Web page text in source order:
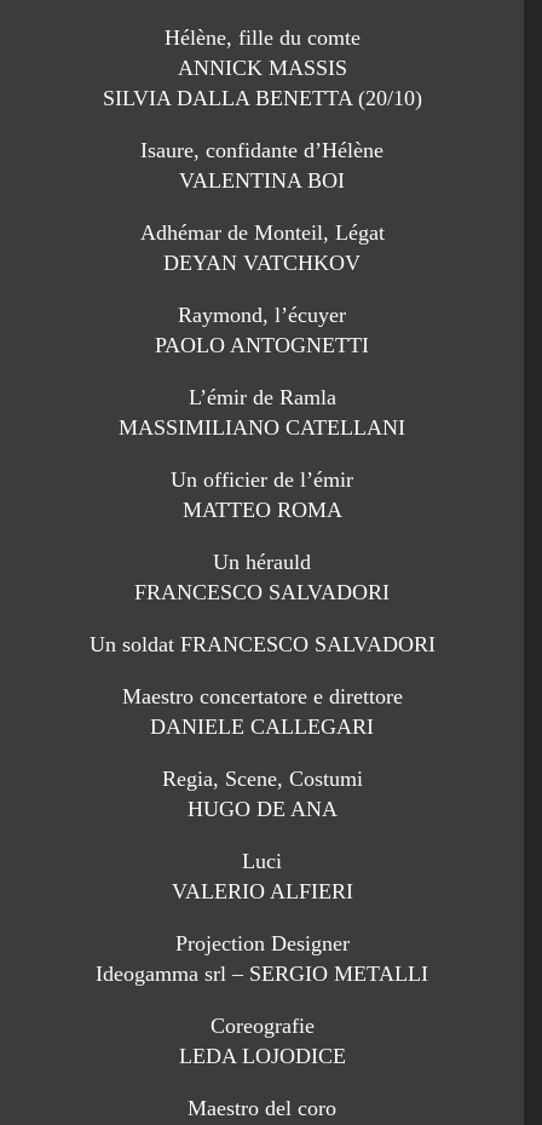
Hélène, fille du comte
ANNICK MASSIS
SILVIA DALLA BENETTA (20/10)
Isaure, confidante d’Hélène
VALENTINA BOI
Adhémar de Monteil, Légat
DEYAN VATCHKOV
Raymond, l’écuyer
PAOLO ANTOGNETTI
L’émir de Ramla
MASSIMILIANO CATELLANI
Un officier de l’émir
MATTEO ROMA
Un hérauld
FRANCESCO SALVADORI
Un soldat FRANCESCO SALVADORI
Maestro concertatore e direttore
DANIELE CALLEGARI
Regia, Scene, Costumi
HUGO DE ANA
Luci
VALERIO ALFIERI
Projection Designer
Ideogamma srl – SERGIO METALLI
Coreografie
LEDA LOJODICE
Maestro del coro